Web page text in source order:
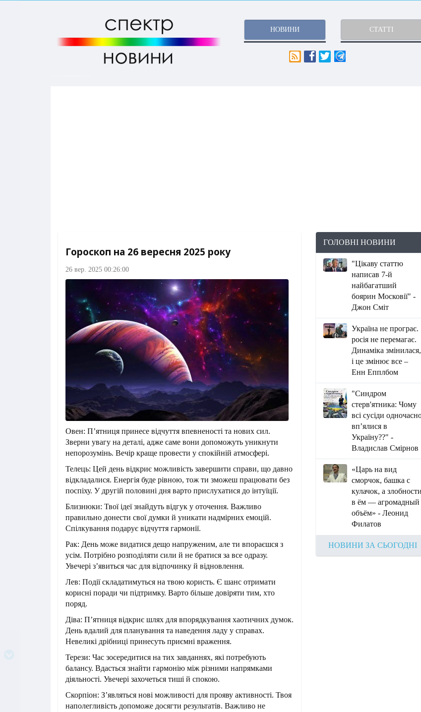
НОВИНИ СТАТТІ
Гороскоп на 26 вересня 2025 року
26 вер. 2025 00:26:00
Овен: П’ятниця принесе відчуття впевненості та нових сил.
Зверни увагу на деталі, адже саме вони допоможуть уникнути
непорозумінь. Вечір краще провести у спокійній атмосфері.
Телець: Цей день відкриє можливість завершити справи, що давно
відкладалися. Енергія буде рівною, тож ти зможеш працювати без
поспіху. У другій половині дня варто прислухатися до інтуїції.
Близнюки: Твої ідеї знайдуть відгук у оточення. Важливо
правильно донести свої думки й уникати надмірних емоцій.
Спілкування подарує відчуття гармонії.
Рак: День може видатися дещо напруженим, але ти впораєшся з
усім. Потрібно розподіляти сили й не братися за все одразу.
Увечері з’явиться час для відпочинку й відновлення.
Лев: Події складатимуться на твою користь. Є шанс отримати
корисні поради чи підтримку. Варто більше довіряти тим, хто
поряд.
Діва: П’ятниця відкриє шлях для впорядкування хаотичних думок.
День вдалий для планування та наведення ладу у справах.
Невеликі дрібниці принесуть приємні враження.
Терези: Час зосередитися на тих завданнях, які потребують
балансу. Вдасться знайти гармонію між різними напрямками
діяльності. Увечері захочеться тиші й спокою.
Скорпіон: З’являться нові можливості для прояву активності. Твоя
наполегливість допоможе досягти результатів. Важливо не
ГОЛОВНІ НОВИНИ
"Цікаву статтю
написав 7-й
найбагатший
боярин Московії" -
Джон Сміт
Україна не програє.
росія не перемагає.
Динаміка змінилася,
і це змінює все –
Енн Епплбом
"Синдром
стерв'ятника: Чому
всі сусіди
вп’ялися в
Україну??" -
Владислав Смірнов
«Царь на вид
сморчок, башка с
кулачок, а злобности
в ём — агромадный
объём» - Леонид
Филатов
НОВИНИ ЗА СЬОГОДНІ